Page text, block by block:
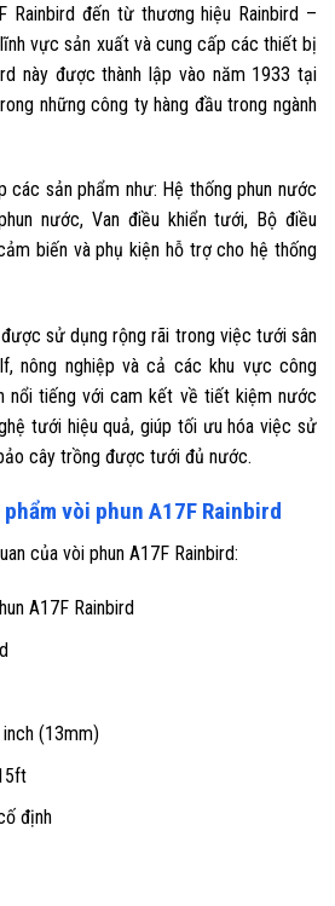
Rainbird đến từ thương hiệu Rainbird –
vực sản xuất và cung cấp các thiết bị
này được thành lập vào năm 1933 tại
những công ty hàng đầu trong ngành
các sản phẩm như: Hệ thống phun nước
nước, Van điều khiển tưới, Bộ điều
biến và phụ kiện hỗ trợ cho hệ thống
sử dụng rộng rãi trong việc tưới sân
nông nghiệp và cả các khu vực công
nổi tiếng với cam kết về tiết kiệm nước
tưới hiệu quả, giúp tối ưu hóa việc sử
cây trồng được tưới đủ nước.
vòi phun A17F Rainbird
của vòi phun A17F Rainbird:
A17F Rainbird
(13mm)
định